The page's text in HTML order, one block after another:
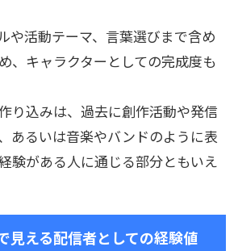
や活動テーマ、言葉選びまで含め
、キャラクターとしての完成度も
り込みは、過去に創作活動や発信
あるいは音楽やバンドのように表
験がある人に通じる部分ともいえ
見える配信者としての経験値